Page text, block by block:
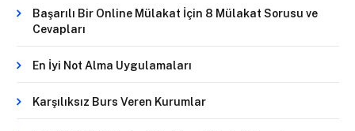
Başarılı Bir Online Mülakat İçin 8 Mülakat Sorusu ve
Cevapları
En İyi Not Alma Uygulamaları
Karşılıksız Burs Veren Kurumlar